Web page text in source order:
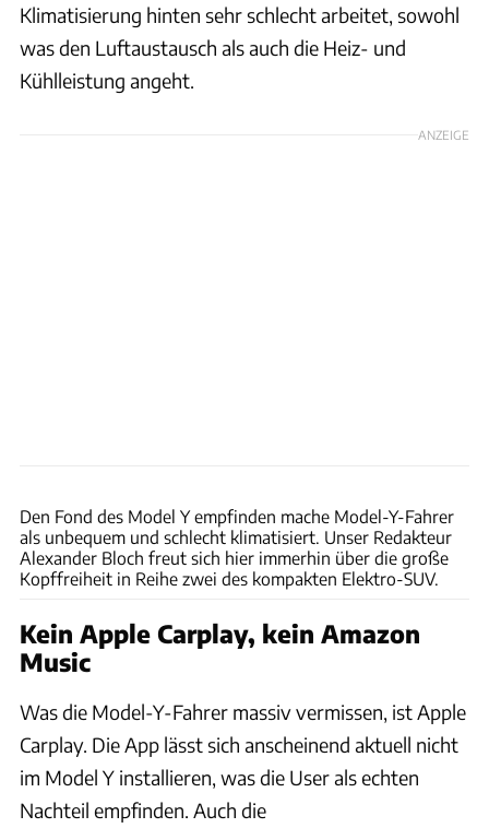
Klimatisierung hinten sehr schlecht arbeitet, sowohl
was den Luftaustausch als auch die Heiz- und
Kühlleistung angeht.
ANZEIGE
Den Fond des Model Y empfinden mache Model-Y-Fahrer
als unbequem und schlecht klimatisiert. Unser Redakteur
Alexander Bloch freut sich hier immerhin über die große
Kopffreiheit in Reihe zwei des kompakten Elektro-SUV.
Kein Apple Carplay, kein Amazon
Music
Was die Model-Y-Fahrer massiv vermissen, ist Apple
Carplay. Die App lässt sich anscheinend aktuell nicht
im Model Y installieren, was die User als echten
Nachteil empfinden. Auch die